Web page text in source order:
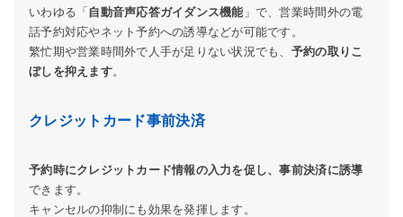
いわゆる「 自動音声応答ガイダンス機能 」で、営業時間外の電
話予約対応やネット予約への誘導などが可能です。
繁忙期や営業時間外で人手が足りない状況でも、 予約の取りこ
ぼしを抑えます。
クレジットカード事前決済
予約時にクレジットカード情報の入力を促し、事前決済に誘導
できます。
キャンセルの抑制にも効果を発揮します。